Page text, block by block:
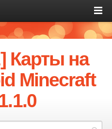
Карты на
Minecraft